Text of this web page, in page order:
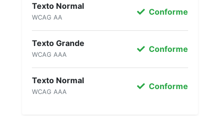
Texto Normal
WCAG AA
Conforme
Texto Grande
WCAG AAA
Conforme
Texto Normal
WCAG AAA
Conforme